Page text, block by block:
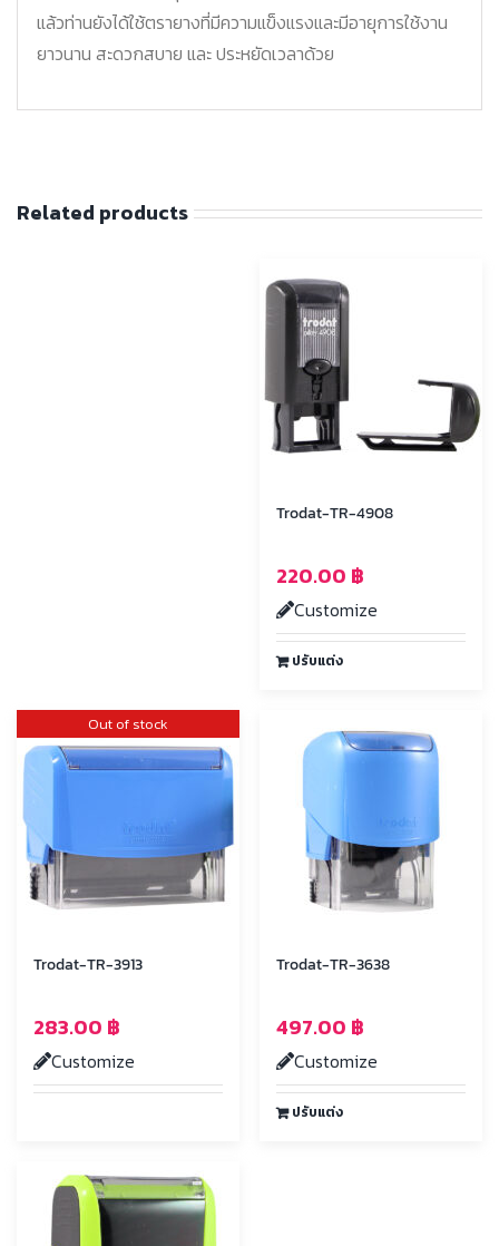
แล้วท่านยังได้ใช้ตรายางที่มีความแข็งแรงและมีอายุการใช้งาน
ยาวนาน สะดวกสบาย และ ประหยัดเวลาด้วย
Related products
Trodat-TR-4908
220.00 ฿
Customize
ปรับแต่ง
Out of stock
Trodat-TR-3913
283.00 ฿
Customize
Trodat-TR-3638
497.00 ฿
Customize
ปรับแต่ง